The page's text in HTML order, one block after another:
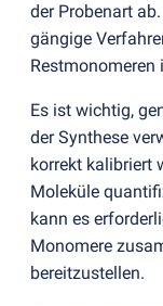
der Probenart ab.
gängige
Restmonomeren
Es ist wichtig,
der Synthese
korrekt kalibriert
Moleküle
kann es
Monomere
bereitzustellen.